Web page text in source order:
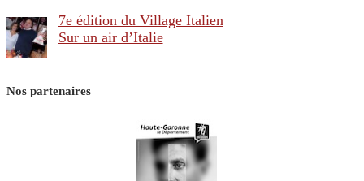
7e édition du Village Italien
Sur un air d’Italie
Nos partenaires